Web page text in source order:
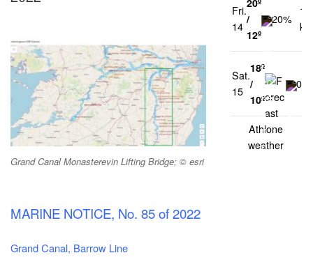
Grand Canal Monasterevin Lifting Bridge; © esri
MARINE NOTICE, No. 85 of 2022
Grand Canal, Barrow Line
Fri.
14
/
12º
20%
14
Sat.
15
18º
/
10º
0%
Athlone
weather